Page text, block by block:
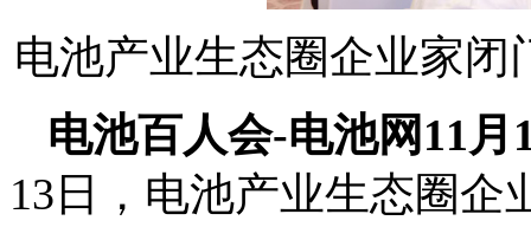
电池产业生态圈企业家
电池百人会-电池网11
13日，电池产业生态圈企